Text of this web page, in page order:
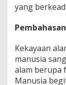
yang
Pembahasan
Kekayaan
manusia
alam berupa
Manusia